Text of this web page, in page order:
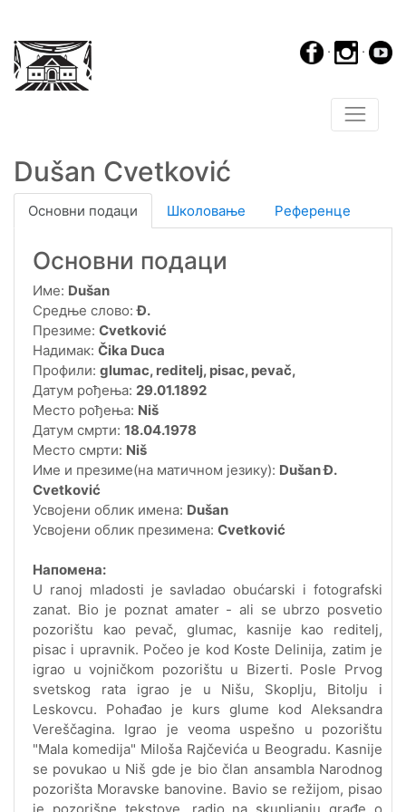
· ·
Dušan Cvetković
Основни подаци Школовање Референце
Основни подаци
Име: Dušan
Средње слово:Đ.
Презиме: Cvetković
Надимак: Čika Duca
Профили: glumac, reditelj, pisac, pevač,
Датум рођења: 29.01.1892
Место рођења: Niš
Датум смрти: 18.04.1978
Место смрти: Niš
Име и презиме(на матичном језику): Dušan Đ.
Cvetković
Усвојени облик имена: Dušan
Усвојени облик презимена: Cvetković
Напомена:
U ranoj mladosti je savladao obućarski i fotografski
zanat. Bio je poznat amater - ali se ubrzo posvetio
pozorištu kao pevač, glumac, kasnije kao reditelj,
pisac i upravnik. Počeo je kod Koste Delinija, zatim je
igrao u vojničkom pozorištu u Bizerti. Posle Prvog
svetskog rata igrao je u Nišu, Skoplju, Bitolju i
Leskovcu. Pohađao je kurs glume kod Aleksandra
Vereščagina. Igrao je veoma uspešno u pozorištu
"Mala komedija" Miloša Rajčevića u Beogradu. Kasnije
se povukao u Niš gde je bio član ansambla Narodnog
pozorišta Moravske banovine. Bavio se režijom, pisao
je pozorišne tekstove, radio na skupljanju građe o